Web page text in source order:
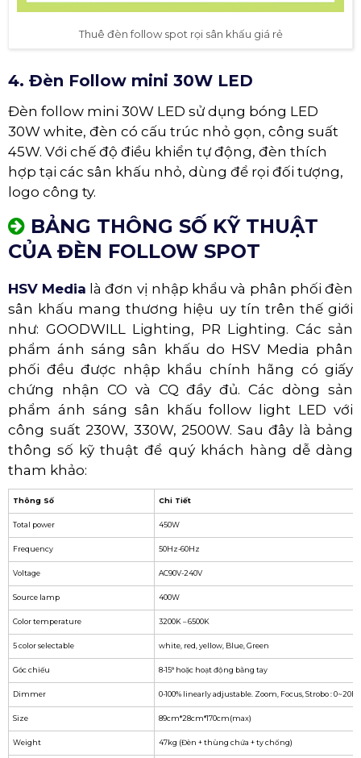
Thuê đèn follow spot rọi sân khấu giá rẻ
4. Đèn Follow mini 30W LED
Đèn follow mini 30W LED sử dụng bóng LED
30W white, đèn có cấu trúc nhỏ gọn, công suất
45W. Với chế độ điều khiển tự động, đèn thích
hợp tại các sân khấu nhỏ, dùng để rọi đối tượng,
logo công ty.
BẢNG THÔNG SỐ KỸ THUẬT
CỦA ĐÈN FOLLOW SPOT
HSV Media là đơn vị nhập khẩu và phân phối đèn
sân khấu mang thương hiệu uy tín trên thế giới
như: GOODWILL Lighting, PR Lighting. Các sản
phẩm ánh sáng sân khấu do HSV Media phân
phối đều được nhập khẩu chính hãng có giấy
chứng nhận CO và CQ đầy đủ. Các dòng sản
phẩm ánh sáng sân khấu follow light LED với
công suất 230W, 330W, 2500W. Sau đây là bảng
thông số kỹ thuật để quý khách hàng dễ dàng
tham khảo:
Thông Số Chi Tiết
Total power 450W
Frequency 50Hz-60Hz
Voltage AC90V-240V
Source lamp 400W
Color temperature 3200K – 6500K
5 color selectable white, red, yellow, Blue, Green
Góc chiếu 8-15° hoặc hoạt động bằng tay
Dimmer 0-100% linearly adjustable. Zoom, Focus, Strobo :
Size 89cm*28cm*170cm(max)
Weight 47kg (Đèn + thùng chứa + ty chống)